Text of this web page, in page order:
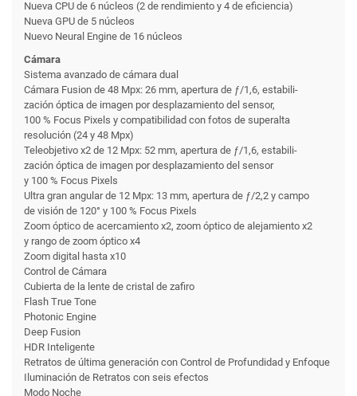
Nueva CPU de 6 núcleos (2 de rendi­miento y 4 de eficiencia)
Nueva GPU de 5 núcleos
Nuevo Neural Engine de 16 núcleos
Cámara
Sistema avanzado de cámara dual
Cámara Fusion de 48 Mpx: 26 mm, apertura de ƒ/1,6, estabili­
zación óptica de imagen por desplazamiento del sensor,
100 % Focus Pixels y compati­bilidad con fotos de superalta
resolución (24 y 48 Mpx)
Teleobjetivo x2 de 12 Mpx: 52 mm, apertura de ƒ/1,6, estabili­
zación óptica de imagen por desplazamiento del sensor
y 100 % Focus Pixels
Ultra gran angular de 12 Mpx: 13 mm, apertura de ƒ/2,2 y campo
de visión de 120° y 100 % Focus Pixels
Zoom óptico de acercamiento x2, zoom óptico de alejamiento x2
y rango de zoom óptico x4
Zoom digital hasta x10
Control de Cámara
Cubierta de la lente de cristal de zafiro
Flash True Tone
Photonic Engine
Deep Fusion
HDR Inteligente
Retratos de última generación con Control de Profundidad y Enfoque
Iluminación de Retratos con seis efectos
Modo Noche